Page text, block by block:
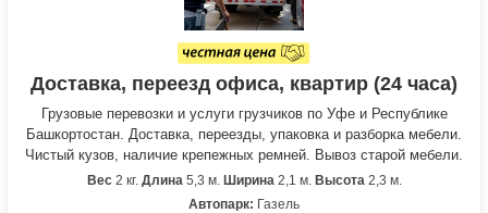
Доставка, переезд офиса, квартир (24 часа)
Грузовые перевозки и услуги грузчиков по Уфе и Республике
Башкортостан. Доставка, переезды, упаковка и разборка мебели.
Чистый кузов, наличие крепежных ремней. Вывоз старой мебели.
Вес2 кг. Длина 5,3 м. Ширина 2,1 м. Высота 2,3 м.
Автопарк: Газель